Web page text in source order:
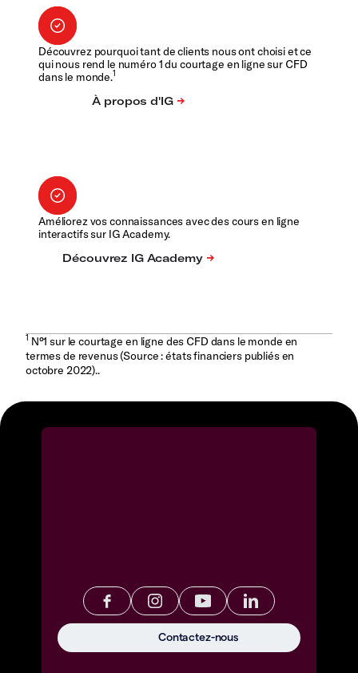
Découvrez pourquoi tant de clients nous ont choisi et ce
qui nous rend le numéro 1 du courtage en ligne sur CFD
dans le monde.1
Améliorez vos connaissances avec des cours en ligne
interactifs sur IG Academy.
1N°1 sur le courtage en ligne des CFD dans le monde en
termes de revenus (Source : états financiers publiés en
octobre 2022)..